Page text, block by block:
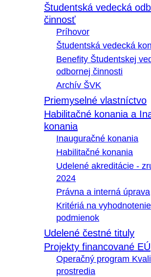
Študentská vedecká
činnosť
Príhovor
Študentská vedecká
Benefity Študentskej
odbornej činnosti
Archív ŠVK
Priemyselné vlastníctvo
Habilitačné konania a
konania
Inauguračné konania
Habilitačné konania
Udelené akreditácie -
2024
Právna a interná úprava
Kritériá na
podmienok
Udelené čestné tituly
Projekty financované EÚ
Operačný program
prostredia